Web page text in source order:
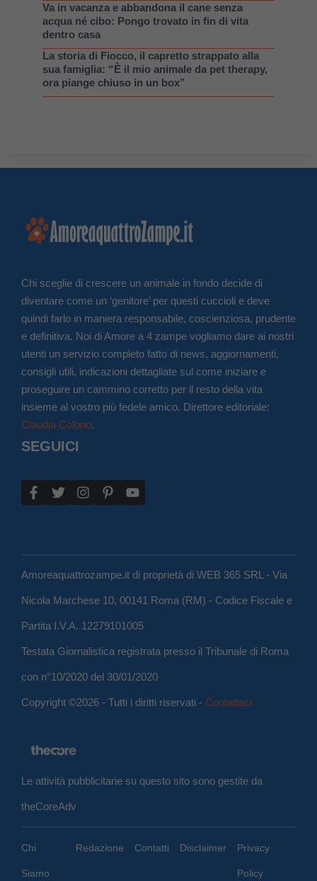
Va in vacanza e abbandona il cane senza
acqua né cibo: Pongo trovato in fin di vita
dentro casa
La storia di Fiocco, il capretto strappato alla
sua famiglia: “È il mio animale da pet therapy,
ora piange chiuso in un box”
Chi sceglie di crescere un animale in fondo decide di
diventare come un ‘genitore’ per questi cuccioli e deve
quindi farlo in maniera responsabile, coscienziosa, prudente
e definitiva. Noi di Amore a 4 zampe vogliamo dare ai nostri
utenti un servizio completo fatto di news, aggiornamenti,
consigli utili, indicazioni dettagliate sul come iniziare e
proseguire un cammino corretto per il resto della vita
insieme al vostro più fedele amico. Direttore editoriale:
Claudia Colono.
SEGUICI
Amoreaquattrozampe.it di proprietà di WEB 365 SRL - Via
Nicola Marchese 10, 00141 Roma (RM) - Codice Fiscale e
Partita I.V.A. 12279101005
Testata Giornalistica registrata presso il Tribunale di Roma
con n°10/2020 del 30/01/2020
Copyright ©2026 - Tutti i diritti riservati - Contattaci
Le attività pubblicitarie su questo sito sono gestite da
theCoreAdv
Chi
Siamo
Redazione Contatti Disclaimer Privacy
Policy